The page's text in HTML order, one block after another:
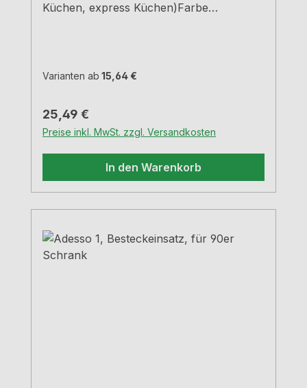
Küchen, express Küchen)Farbe
Varianten ab 15,64 €
Regulärer Preis:
25,49 €
Preise inkl. MwSt. zzgl. Versandkosten
In den Warenkorb